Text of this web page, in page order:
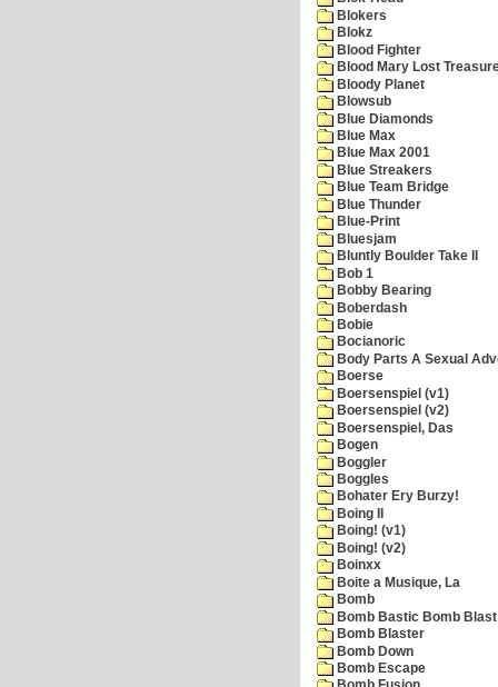
Blokers
Blokz
Blood Fighter
Blood Mary Lost
Bloody Planet
Blowsub
Blue Diamonds
Blue Max
Blue Max 2001
Blue Streakers
Blue Team Bridge
Blue Thunder
Blue-Print
Bluesjam
Bluntly Boulder Take II
Bob 1
Bobby Bearing
Boberdash
Bobie
Bocianoric
Body Parts A Sexual
Boerse
Boersenspiel (v1)
Boersenspiel (v2)
Boersenspiel, Das
Bogen
Boggler
Boggles
Bohater Ery Burzy!
Boing II
Boing! (v1)
Boing! (v2)
Boinxx
Boite a Musique, La
Bomb
Bomb Bastic Bomb
Bomb Blaster
Bomb Down
Bomb Escape